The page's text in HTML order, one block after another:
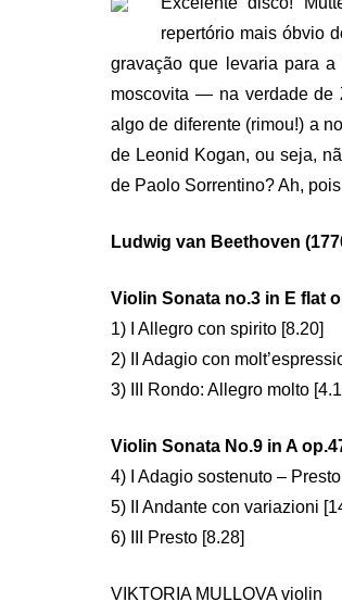
repertório mais óbvio
gravação que levaria para
moscovita — na verdade de
algo de diferente (rimou!) a
de Leonid Kogan, ou seja,
de Paolo Sorrentino? Ah,
Ludwig van Beethoven
Violin Sonata no.3 in E flat
1) I Allegro con spirito [8.20]
2) II Adagio con
3) III Rondo: Allegro molto
Violin Sonata No.9 in A
4) I Adagio sostenuto –
5) II Andante con variazioni
6) III Presto [8.28]
VIKTORIA MULLOVA violin